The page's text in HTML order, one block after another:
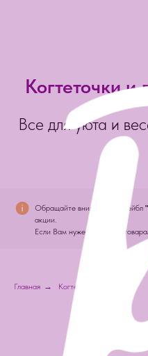
Когтеточки
Все для уюта и
Обращайте внимание на лейбл
акции.
Если Вам нужен раздел с
Главная → Когтеточки и лежанки